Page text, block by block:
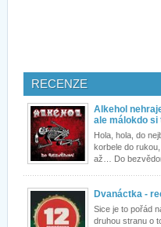
RECENZE
Alkehol
ale málokdo si
Hola, hola, do
korbele do
až… Do
Dvanáctka -
Sice je to pořád
druhou stranu o